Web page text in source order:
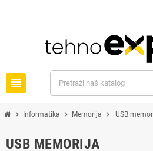
view_headline
chevron_right Informatika chevron_right Memorija chevron_right USB
USB MEMORIJA